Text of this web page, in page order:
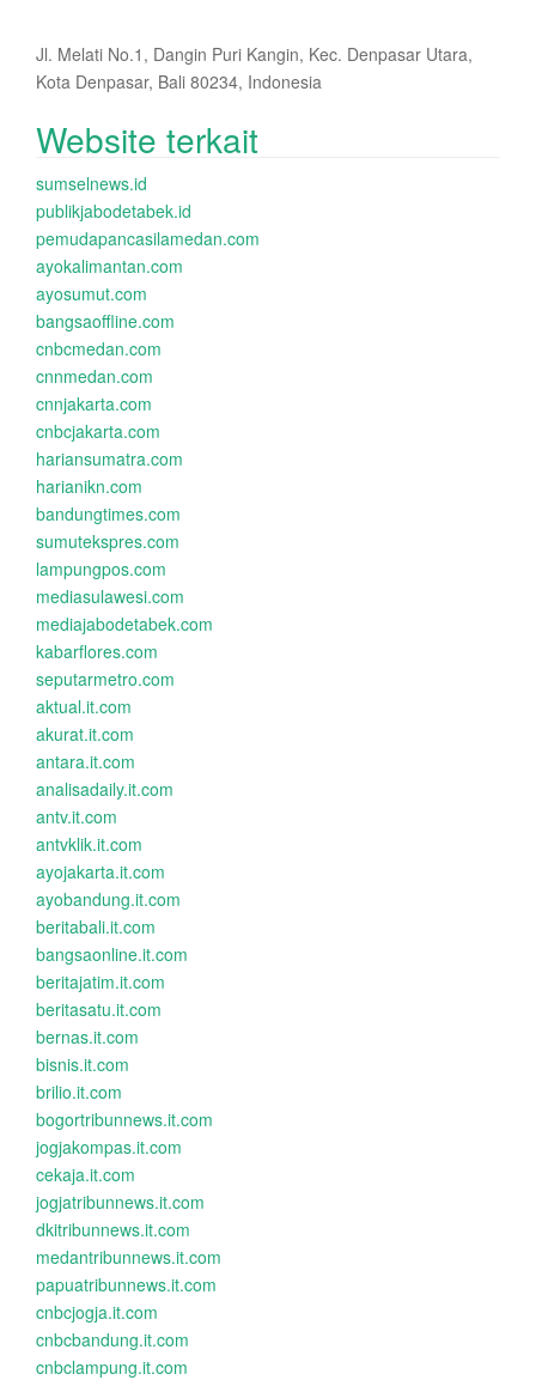
Jl. Melati No.1, Dangin Puri Kangin, Kec. Denpasar Utara,
Kota Denpasar, Bali 80234, Indonesia
Website terkait
sumselnews.id
publikjabodetabek.id
pemudapancasilamedan.com
ayokalimantan.com
ayosumut.com
bangsaoffline.com
cnbcmedan.com
cnnmedan.com
cnnjakarta.com
cnbcjakarta.com
hariansumatra.com
harianikn.com
bandungtimes.com
sumutekspres.com
lampungpos.com
mediasulawesi.com
mediajabodetabek.com
kabarflores.com
seputarmetro.com
aktual.it.com
akurat.it.com
antara.it.com
analisadaily.it.com
antv.it.com
antvklik.it.com
ayojakarta.it.com
ayobandung.it.com
beritabali.it.com
bangsaonline.it.com
beritajatim.it.com
beritasatu.it.com
bernas.it.com
bisnis.it.com
brilio.it.com
bogortribunnews.it.com
jogjakompas.it.com
cekaja.it.com
jogjatribunnews.it.com
dkitribunnews.it.com
medantribunnews.it.com
papuatribunnews.it.com
cnbcjogja.it.com
cnbcbandung.it.com
cnbclampung.it.com